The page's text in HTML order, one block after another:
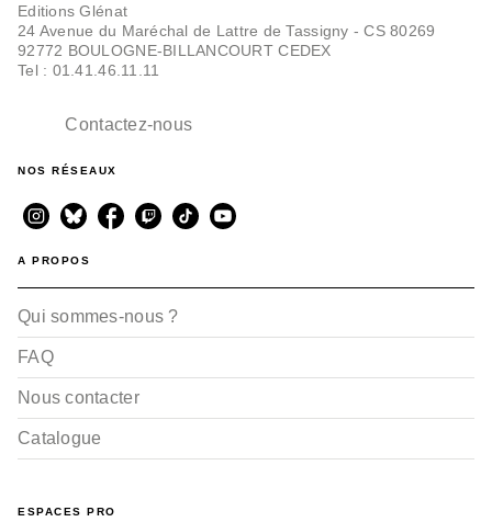
Editions Glénat
24 Avenue du Maréchal de Lattre de Tassigny - CS 80269
92772 BOULOGNE-BILLANCOURT CEDEX
Tel : 01.41.46.11.11
Contactez-nous
NOS RÉSEAUX
A PROPOS
Qui sommes-nous ?
FAQ
Nous contacter
Catalogue
ESPACES PRO